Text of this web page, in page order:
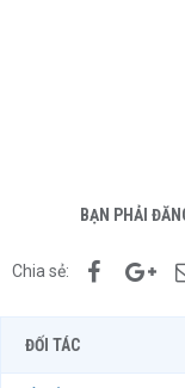
BẠN PHẢI
Chia sẻ: Facebook
ĐỐI TÁC